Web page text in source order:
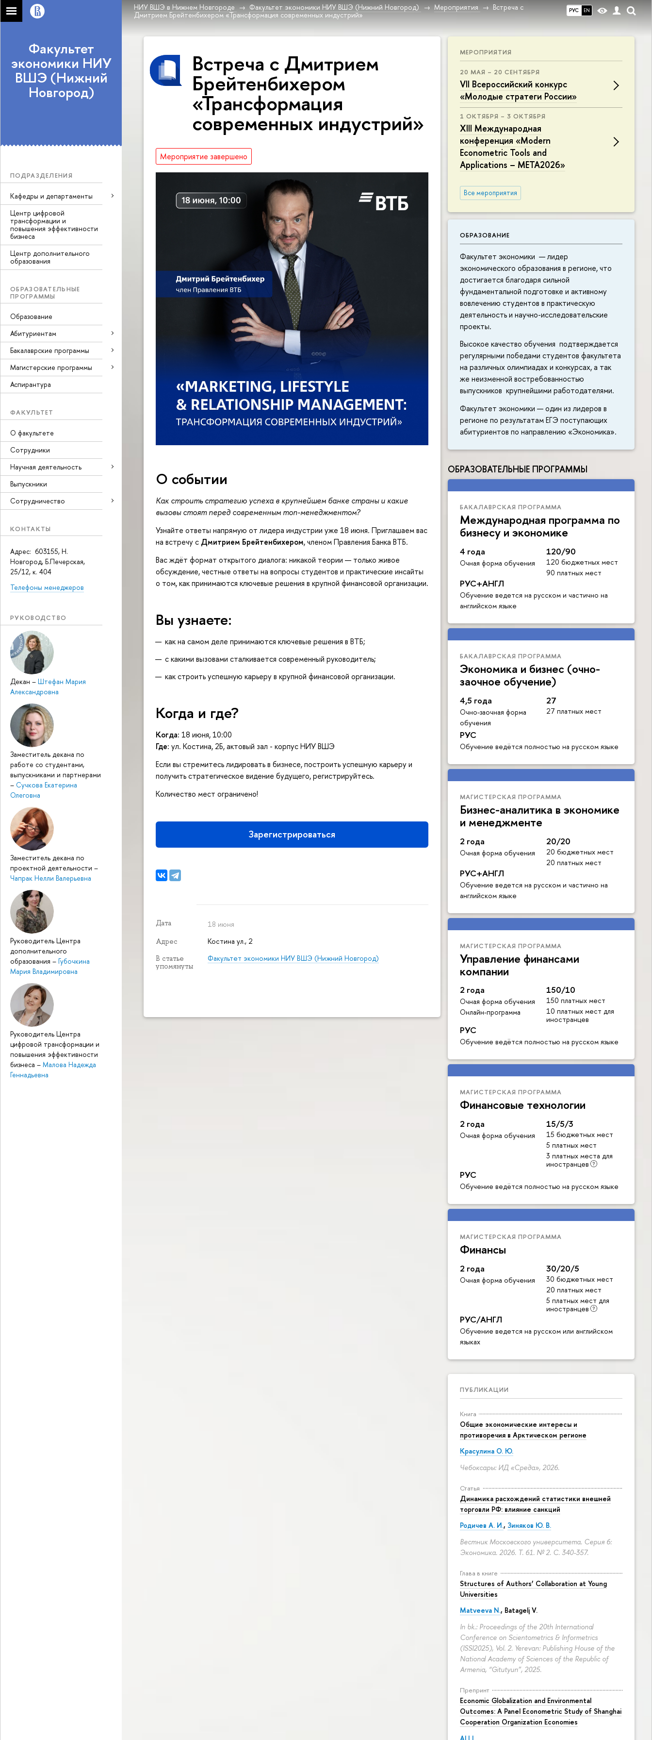
РУС EN
НИУ ВШЭ в Нижнем Новгороде Факультет экономики НИУ ВШЭ (Нижний Новгород) Мероприятия
Встреча с
Дмитрием Брейтенбихером «Трансформация современных индустрий»
Факультет
экономики НИУ
ВШЭ (Нижний
Новгород)
ПОДРАЗДЕЛЕНИЯ
Кафедры и департаменты
Центр цифровой
трансформации и
повышения эффективности
бизнеса
Центр дополнительного
образования
ОБРАЗОВАТЕЛЬНЫЕ
ПРОГРАММЫ
Образование
Абитуриентам
Бакалаврские программы
Магистерские программы
Аспирантура
ФАКУЛЬТЕТ
О факультете
Сотрудники
Научная деятельность
Выпускники
Сотрудничество
КОНТАКТЫ
Адрес: 603155, Н.
Новгород, Б.Печерская,
25/12, к. 404
Телефоны менеджеров
РУКОВОДСТВО
Декан – Штефан Мария
Александровна
Заместитель декана по
работе со студентами,
выпускниками и партнерами
– Сучкова Екатерина
Олеговна
Заместитель декана по
проектной деятельности –
Чапрак Нелли Валерьевна
Руководитель Центра
дополнительного
образования – Губочкина
Мария Владимировна
Руководитель Центра
цифровой трансформации и
повышения эффективности
бизнеса – Малова Надежда
Геннадьевна
МЕРОПРИЯТИЯ
20 МАЯ – 20 СЕНТЯБРЯ
VII Всероссийский конкурс
«Молодые стратеги России»
1 ОКТЯБРЯ – 3 ОКТЯБРЯ
XIII Международная
конференция «Modern
Econometric Tools and
Applications – META2026»
Все мероприятия
ОБРАЗОВАНИЕ
Факультет экономики — лидер
экономического образования в регионе, что
достигается благодаря сильной
фундаментальной подготовке и активному
вовлечению студентов в практическую
деятельность и научно-исследовательские
проекты.
Высокое качество обучения подтверждается
регулярными победами студентов факультета
на различных олимпиадах и конкурсах, а так
же неизменной востребованностью
выпускников крупнейшими работодателями.
Факультет экономики — один из лидеров в
регионе по результатам ЕГЭ поступающих
абитуриентов по направлению «Экономика».
ОБРАЗОВАТЕЛЬНЫЕ ПРОГРАММЫ
БАКАЛАВРСКАЯ ПРОГРАММА
Международная программа по
бизнесу и экономике
4 года
Очная форма обучения
120/90
120 бюджетных мест
90 платных мест
РУС+АНГЛ
Обучение ведется на русском и частично на
английском языке
БАКАЛАВРСКАЯ ПРОГРАММА
Экономика и бизнес (очно-
заочное обучение)
4,5 года
Очно-заочная форма
обучения
27
27 платных мест
РУС
Обучение ведётся полностью на русском языке
МАГИСТЕРСКАЯ ПРОГРАММА
Бизнес-аналитика в экономике
и менеджменте
2 года
Очная форма обучения
20/20
20 бюджетных мест
20 платных мест
РУС+АНГЛ
Обучение ведется на русском и частично на
английском языке
МАГИСТЕРСКАЯ ПРОГРАММА
Управление финансами
компании
2 года
Очная форма обучения
Онлайн-программа
150/10
150 платных мест
10 платных мест для
иностранцев
РУС
Обучение ведётся полностью на русском языке
МАГИСТЕРСКАЯ ПРОГРАММА
Финансовые технологии
2 года
Очная форма обучения
15/5/3
15 бюджетных мест
5 платных мест
3 платных места для
иностранцев
РУС
Обучение ведётся полностью на русском языке
МАГИСТЕРСКАЯ ПРОГРАММА
Финансы
2 года
Очная форма обучения
30/20/5
30 бюджетных мест
20 платных мест
5 платных мест для
иностранцев
РУС/АНГЛ
Обучение ведется на русском или английском
языках
ПУБЛИКАЦИИ
Книга
Общие экономические интересы и
противоречия в Арктическом регионе
Красулина О. Ю.
Чебоксары: ИД «Среда», 2026.
Статья
Динамика расхождений статистики внешней
торговли РФ: влияние санкций
Родичев А. И., Зиняков Ю. В.
Вестник Московского университета. Серия 6:
Экономика. 2026. Т. 61. № 2. С. 340-357.
Глава в книге
Structures of Authors’ Collaboration at Young
Universities
Matveeva N., Batagelj V.
In bk.: Proceedings of the 20th International
Conference on Scientometrics & Informetrics
(ISSI2025), Vol. 2. Yerevan: Publishing House of the
National Academy of Sciences of the Republic of
Armenia, “Gitutyun”, 2025.
Препринт
Economic Globalization and Environmental
Outcomes: A Panel Econometric Study of Shanghai
Cooperation Organization Economies
ALI I.
Встреча с Дмитрием
Брейтенбихером
«Трансформация
современных индустрий»
Мероприятие завершено
О событии
Как строить стратегию успеха в крупнейшем банке страны и какие
вызовы стоят перед современным топ-менеджментом?
Узнайте ответы напрямую от лидера индустрии уже 18 июня. Приглашаем вас
на встречу с Дмитрием Брейтенбихером, членом Правления Банка ВТБ.
Вас ждёт формат открытого диалога: никакой теории — только живое
обсуждение, честные ответы на вопросы студентов и практические инсайты
о том, как принимаются ключевые решения в крупной финансовой организации.
Вы узнаете:
как на самом деле принимаются ключевые решения в ВТБ;
с какими вызовами сталкивается современный руководитель;
как строить успешную карьеру в крупной финансовой организации.
Когда и где?
Когда: 18 июня, 10:00
Где: ул. Костина, 2Б, актовый зал - корпус НИУ ВШЭ
Если вы стремитесь лидировать в бизнесе, построить успешную карьеру и
получить стратегическое видение будущего, регистрируйтесь.
Количество мест ограничено!
Зарегистрироваться
Дата 18 июня
Адрес Костина ул., 2
В статье
упомянуты
Факультет экономики НИУ ВШЭ (Нижний Новгород)